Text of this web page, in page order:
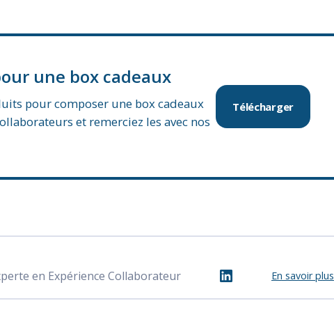
une box cadeaux
pour composer une box cadeaux
et remerciez les avec nos
Télécharger
en Expérience Collaborateur En savoir plus